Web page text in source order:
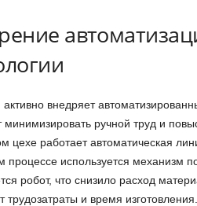
внедряет
минимизировать ручной труд и
цехе работает автоматическая
процессе используется механизм
робот, что снизило расход
трудозатраты и время изготовления.